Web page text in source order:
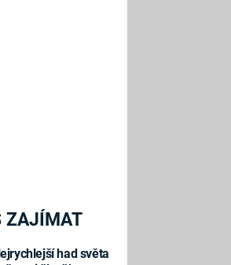
ZAJÍMAT
had světa